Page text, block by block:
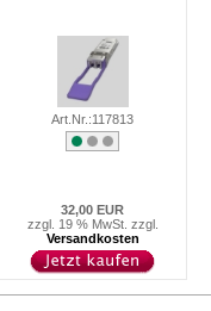
Art.Nr.:117813
32,00 EUR
zzgl. 19 % MwSt. zzgl.
Versandkosten